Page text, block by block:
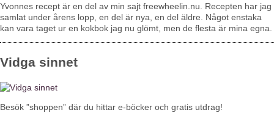
Yvonnes recept är en del av min sajt freewheelin.nu. Recepten har jag
samlat under årens lopp, en del är nya, en del äldre. Något enstaka
kan vara taget ur en kokbok jag nu glömt, men de flesta är mina egna.
Vidga sinnet
​Besök ”shoppen” där du hittar e-böcker och gratis utdrag!